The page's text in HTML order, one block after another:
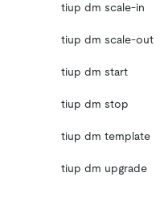
tiup dm scale-in
tiup dm scale-out
tiup dm start
tiup dm stop
tiup dm template
tiup dm upgrade